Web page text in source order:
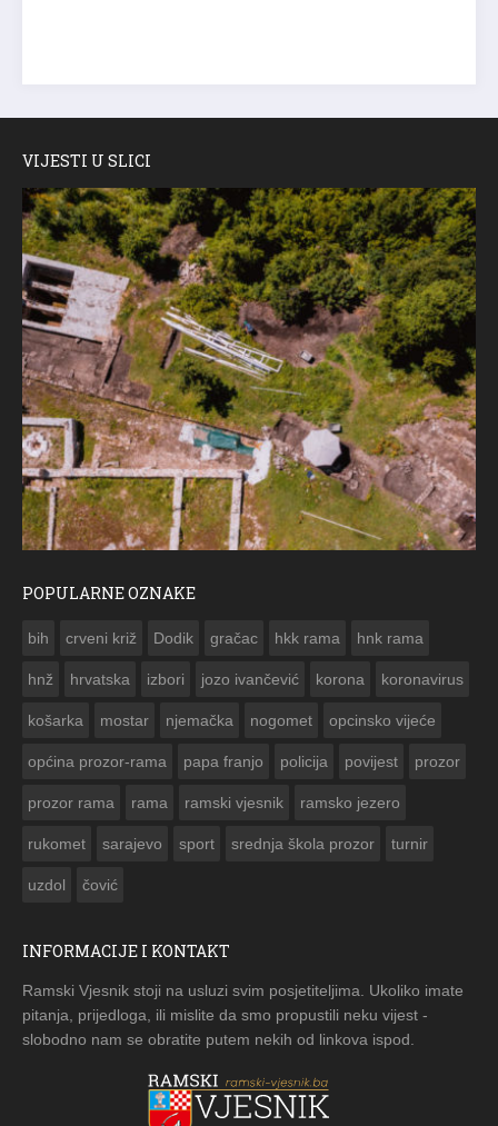
VIJESTI U SLICI
POPULARNE OZNAKE
bih crveni križ Dodik gračac hkk rama hnk rama
hnž hrvatska izbori jozo ivančević korona koronavirus
košarka mostar njemačka nogomet opcinsko vijeće
općina prozor-rama papa franjo policija povijest prozor
prozor rama rama ramski vjesnik ramsko jezero
rukomet sarajevo sport srednja škola prozor turnir
uzdol čović
INFORMACIJE I KONTAKT
Ramski Vjesnik stoji na usluzi svim posjetiteljima. Ukoliko imate
pitanja, prijedloga, ili mislite da smo propustili neku vijest -
slobodno nam se obratite putem nekih od linkova ispod.